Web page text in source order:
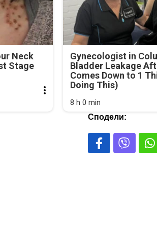
Neck
Stage
Gynecologist in
Bladder Leakage
Comes Down to 1
Doing This)
8 h 0 min
Сподели: